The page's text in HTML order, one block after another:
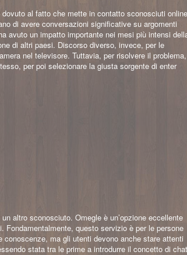
al fatto che mette in contatto sconosciuti
di avere conversazioni significative su argomenti
avuto un impatto importante nei mesi più intensi
di altri paesi. Discorso diverso, invece, per le
nel televisore. Tuttavia, per risolvere il problema,
per poi selezionare la giusta sorgente di enter
altro sconosciuto. Omegle è un’opzione eccellente
questo servizio è per le persone
ma gli utenti devono anche stare attenti
stata tra le prime a introdurre il concetto di chat